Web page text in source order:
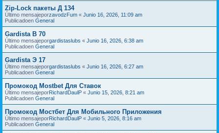
Zip-Lock пакеты Д 134
Último mensajeporzavodzFum « Junio 16, 2026, 11:09 am
Publicadoen General
Gardista В 70
Último mensajeporgardistaslubs « Junio 16, 2026, 6:38 am
Publicadoen General
Gardista Э 17
Último mensajeporgardistaslubs « Junio 16, 2026, 6:27 am
Publicadoen General
Промокод Mostbet Для Ставок
Último mensajeporRichardDaulP « Junio 15, 2026, 8:21 am
Publicadoen General
Промокод Мостбет Для Мобильного Приложения
Último mensajeporRichardDaulP « Junio 5, 2026, 8:16 am
Publicadoen General